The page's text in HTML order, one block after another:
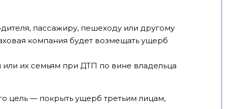
пассажиру, пешеходу или другому
компания будет возмещать ущерб
их семьям при ДТП по вине владельца
цель — покрыть ущерб третьим лицам,